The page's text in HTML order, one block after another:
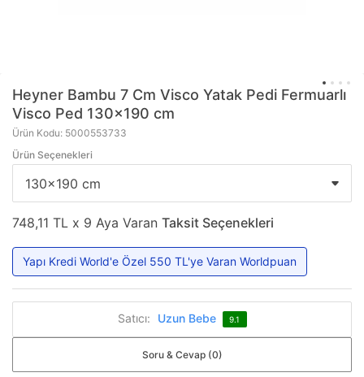
Heyner Bambu 7 Cm Visco Yatak Pedi Fermuarlı
Visco Ped 130x190 cm
Ürün Kodu: 5000553733
Ürün Seçenekleri
748,11 TL x 9 Aya Varan Taksit Seçenekleri
Yapı Kredi World'e Özel 550 TL'ye Varan Worldpuan
Satıcı: Uzun Bebe 9.1
Soru & Cevap (0)